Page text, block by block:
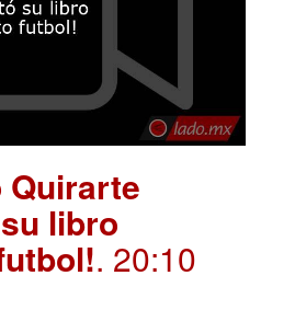
Quirarte
libro
. 20:10